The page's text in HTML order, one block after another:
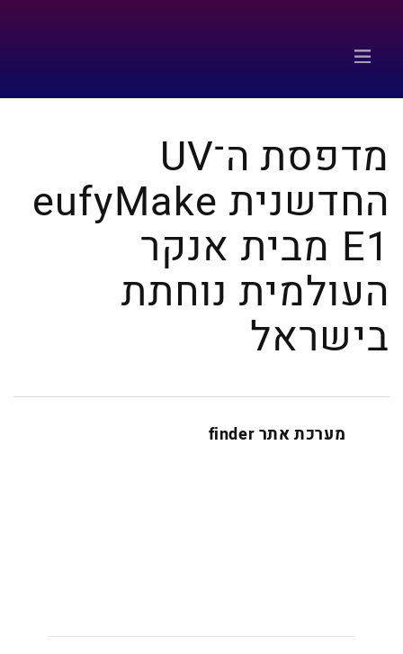
מדפסת ה־UV
החדשנית eufyMake
E1 מבית אנקר
העולמית נוחתת
בישראל
מערכת אתר finder